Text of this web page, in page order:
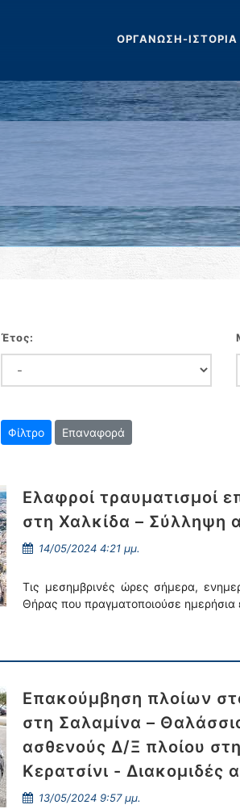
ΟΡΓΑΝΩΣΗ-ΙΣΤΟΡΙΑ
Έτος:
Επαναφορά
Ελαφροί τραυματισμοί
στη Χαλκίδα – Σύλληψη
14/05/2024 4:21 μμ.
Τις μεσημβρινές ώρες σήμερα,
Θήρας που πραγματοποιούσε
Επακούμβηση πλοίων
στη Σαλαμίνα –
ασθενούς Δ/Ξ πλοίου
Κερατσίνι - Διακομιδές
13/05/2024 9:57 μμ.